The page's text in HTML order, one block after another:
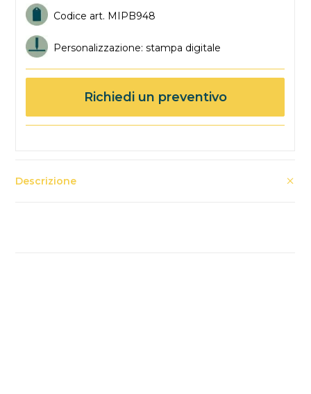
Codice art. MIPB948
Personalizzazione: stampa digitale
Richiedi un preventivo
Descrizione